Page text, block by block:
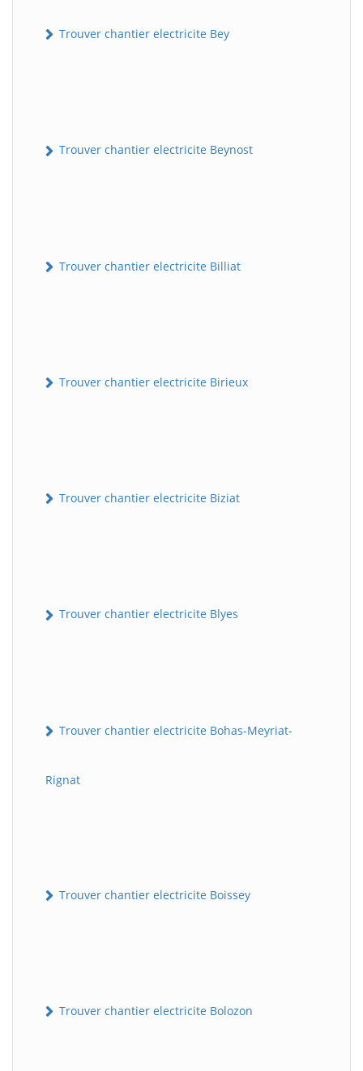
Trouver chantier electricite Bey
Trouver chantier electricite Beynost
Trouver chantier electricite Billiat
Trouver chantier electricite Birieux
Trouver chantier electricite Biziat
Trouver chantier electricite Blyes
Trouver chantier electricite Bohas-Meyriat-
Rignat
Trouver chantier electricite Boissey
Trouver chantier electricite Bolozon